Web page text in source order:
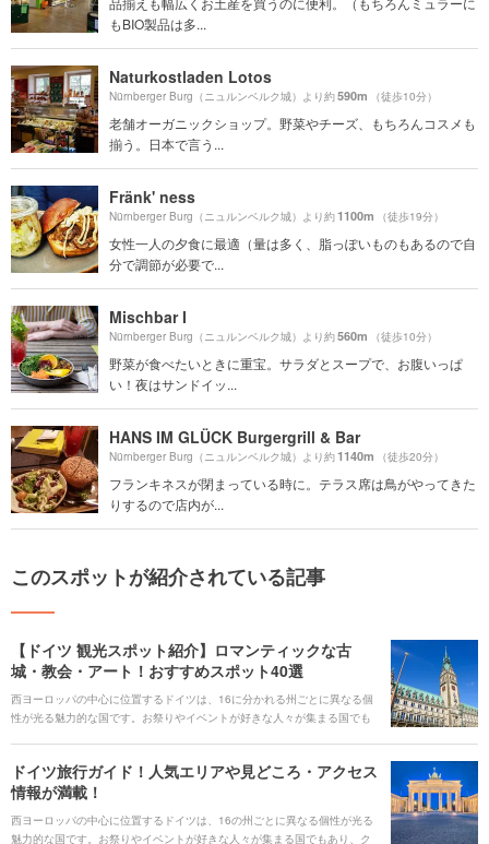
もBIO製品は多...
Naturkostladen Lotos
Nürnberger Burg（ニュルンベルク城）より約590m （徒歩10分）
老舗オーガニックショップ。野菜やチーズ、もちろんコスメも
揃う。日本で言う...
Fränk' ness
Nürnberger Burg（ニュルンベルク城）より約1100m （徒歩19分）
女性一人の夕食に最適（量は多く、脂っぽいものもあるので自
分で調節が必要で...
Mischbar I
Nürnberger Burg（ニュルンベルク城）より約560m （徒歩10分）
野菜が食べたいときに重宝。サラダとスープで、お腹いっぱ
い！夜はサンドイッ...
HANS IM GLÜCK Burgergrill & Bar
Nürnberger Burg（ニュルンベルク城）より約1140m （徒歩20分）
フランキネスが閉まっている時に。テラス席は鳥がやってきた
りするので店内が...
このスポットが紹介されている記事
【ドイツ 観光スポット紹介】ロマンティックな古
城・教会・アート！おすすめスポット40選
西ヨーロッパの中心に位置するドイツは、16に分かれる州ごとに異なる個
性が光る魅力的な国です。お祭りやイベントが好きな人々が集まる国でも
す。 ドイツを観光する上で、押さえておきたい定番から穴場の絶景スポッ
ト、定番のお土産までドイツ旅行の計画を立てるのに役立つ情報をたっぷ
ドイツ旅行ガイド！人気エリアや見どころ・アクセス
情報が満載！
西ヨーロッパの中心に位置するドイツは、16の州ごとに異なる個性が光る
魅力的な国です。お祭りやイベントが好きな人々が集まる国でもあり、ク